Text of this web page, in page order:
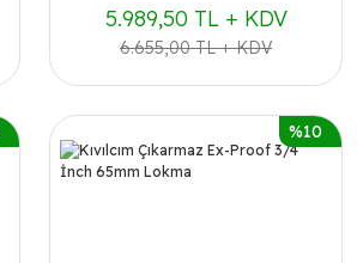
5.989,50 TL + KDV
6.655,00 TL + KDV
%10